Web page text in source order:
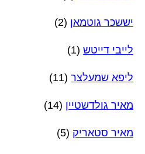
יששכר גוטמאן (2)
לייבי דייטש (1)
ליפא שמעלצר (11)
מאיר גולדשטיין (14)
מאיר סטאריק (5)